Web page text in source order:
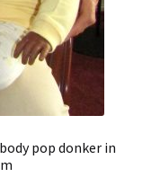
pop donker in